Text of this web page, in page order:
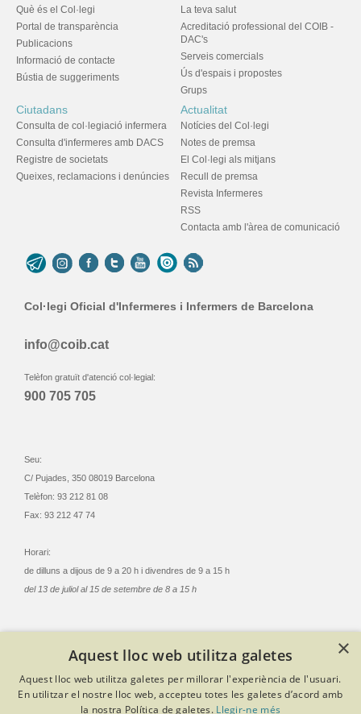
Què és el Col·legi
Portal de transparència
Publicacions
Informació de contacte
Bústia de suggeriments
La teva salut
Acreditació professional del COIB -
DAC's
Serveis comercials
Ús d'espais i propostes
Grups
Ciutadans
Consulta de col·legiació infermera
Consulta d'infermeres amb DACS
Registre de societats
Queixes, reclamacions i denúncies
Actualitat
Notícies del Col·legi
Notes de premsa
El Col·legi als mitjans
Recull de premsa
Revista Infermeres
RSS
Contacta amb l'àrea de comunicació
Col·legi Oficial d'Infermeres i Infermers de Barcelona
info@coib.cat
Telèfon gratuït d'atenció col·legial:
900 705 705
Seu:
C/ Pujades, 350 08019 Barcelona
Telèfon: 93 212 81 08
Fax: 93 212 47 74
Horari:
de dilluns a dijous de 9 a 20 h i divendres de 9 a 15 h
del 13 de juliol al 15 de setembre de 8 a 15 h
© Col·legi Oficial Infermeres i Infermers de Barcelona
Criteris de privacitat
Política de cookies
Avís legal
Política de protecció de dades
Política de qualitat
×
Aquest lloc web utilitza galetes
Aquest lloc web utilitza galetes per millorar l'experiència de l'usuari.
En utilitzar el nostre lloc web, accepteu totes les galetes d’acord amb
la nostra Política de galetes. Llegir-ne més